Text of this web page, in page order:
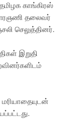
காங்கிரஸ்
தலைவர்
செலுத்தினர்.
இறுதி